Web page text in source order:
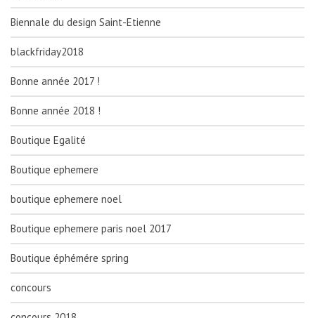
Biennale du design Saint-Etienne
blackfriday2018
Bonne année 2017 !
Bonne année 2018 !
Boutique Egalité
Boutique ephemere
boutique ephemere noel
Boutique ephemere paris noel 2017
Boutique éphémére spring
concours